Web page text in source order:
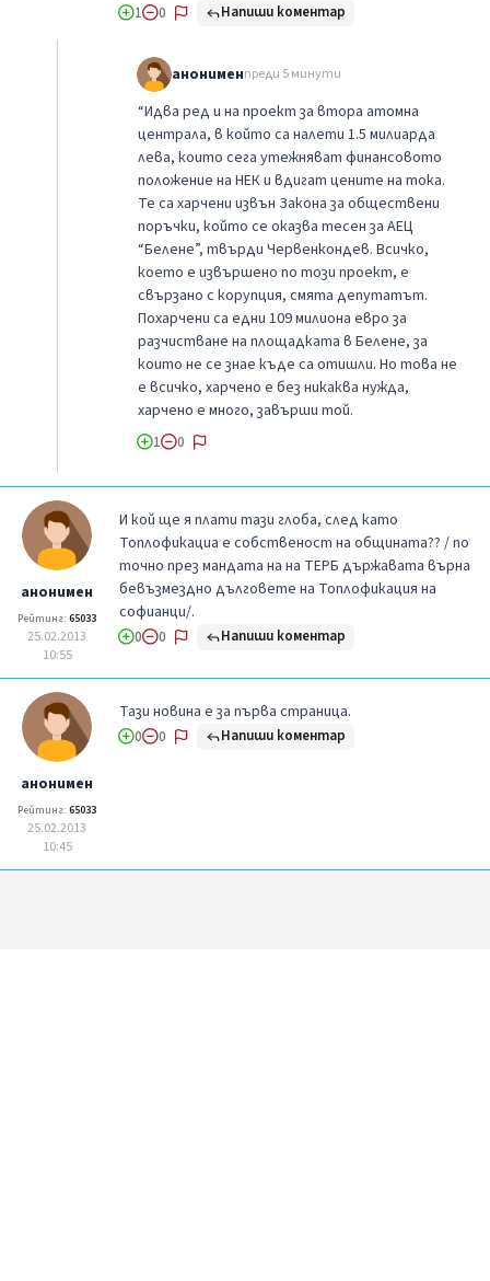
1 0 Напиши коментар
анонименпреди 5 минути
“Идва ред и на проект за втора атомна
централа, в който са налети 1.5 милиарда
лева, които сега утежняват финансовото
положение на НЕК и вдигат цените на тока.
Те са харчени извън Закона за обществени
поръчки, който се оказва тесен за АЕЦ
“Белене”, твърди Червенкондев. Всичко,
което е извършено по този проект, е
свързано с корупция, смята депутатът.
Похарчени са едни 109 милиона евро за
разчистване на площадката в Белене, за
които не се знае къде са отишли. Но това не
е всичко, харчено е без никаква нужда,
харчено е много, завърши той.
1 0
анонимен
Рейтинг: 65033
25.02.2013
10:55
И кой ще я плати тази глоба, след като
Топлофикациа е собственост на общината?? / по
точно през мандата на на ТЕРБ държавата върна
бевъзмездно дълговете на Топлофикация на
софианци/.
0 0 Напиши коментар
анонимен
Рейтинг: 65033
25.02.2013
10:45
Тази новина е за първа страница.
0 0 Напиши коментар